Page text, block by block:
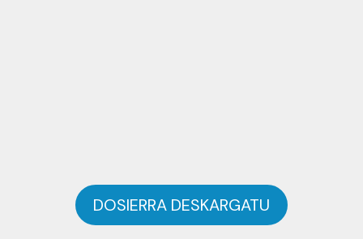
DOSIERRA DESKARGATU